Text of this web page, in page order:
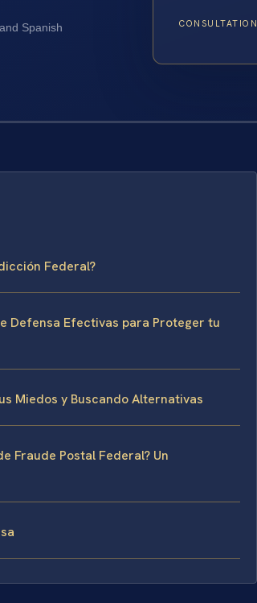
Spanish CONSULTATION
Federal?
Defensa Efectivas para Proteger tu
Miedos y Buscando Alternativas
Fraude Postal Federal? Un